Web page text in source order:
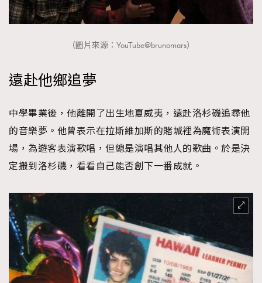
（圖片來源：YouTube@brunomars）
遠赴他鄉追夢
中學畢業後，他離開了出生地夏威夷，遠赴洛杉磯追尋他
的音樂夢。他曾表示在拉斯維加斯的賭城裡為魔術表演開
場，為遊客表演歌唱，但總是演唱其他人的歌曲。於是決
定搬到洛杉磯，看看自己能否創下一番成就。